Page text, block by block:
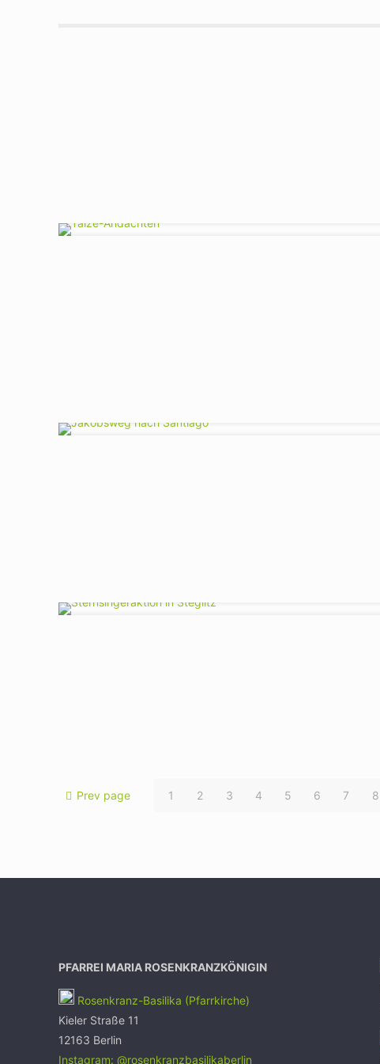
Prev page 1 2 3 4 5 6 7 8
PFARREI MARIA ROSENKRANZKÖNIGIN
Rosenkranz-Basilika (Pfarrkirche)
Kieler Straße 11
12163 Berlin
Instagram: @rosenkranzbasilikaberlin